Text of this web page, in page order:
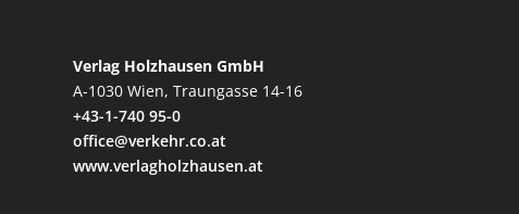
Verlag Holzhausen GmbH
A-1030 Wien, Traungasse 14-16
+43-1-740 95-0
office@verkehr.co.at
www.verlagholzhausen.at